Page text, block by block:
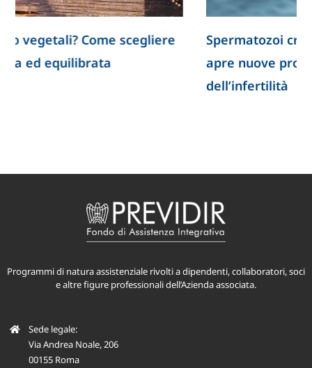
Spermatozoi creati in laboratorio: la ricerca
apre nuove prospettive per lo studio
Programmi di natura assistenziale rivolti a dipendenti, collaboratori, soci
Sede legale:
Via Andrea Noale, 206